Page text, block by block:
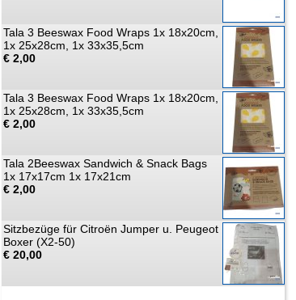
Tala 3 Beeswax Food Wraps 1x 18x20cm,
1x 25x28cm, 1x 33x35,5cm
€ 2,00
Tala 3 Beeswax Food Wraps 1x 18x20cm,
1x 25x28cm, 1x 33x35,5cm
€ 2,00
Tala 2Beeswax Sandwich & Snack Bags
1x 17x17cm 1x 17x21cm
€ 2,00
Sitzbezüge für Citroën Jumper u. Peugeot
Boxer (X2-50)
€ 20,00